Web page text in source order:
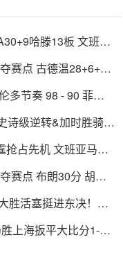
哈滕13板 文班
赛点 古德温28+6+6
多节奏 98 - 90 菲尼
诗级逆转&加时胜骑士
抢占先机 文班亚马
赛点 布朗30分 胡金
胜活塞挺进东决！米
上海扳平大比分1-1